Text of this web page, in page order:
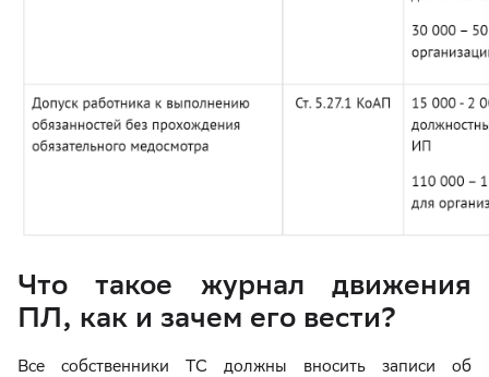
Что такое журнал движения
ПЛ, как и зачем его вести?
Все собственники ТС должны вносить записи об